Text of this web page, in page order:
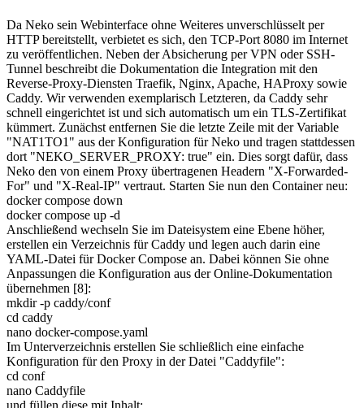
Da Neko sein Webinterface ohne Weiteres unverschlüsselt per
HTTP bereitstellt, verbietet es sich, den TCP-Port 8080 im Internet
zu veröffentlichen. Neben der Absicherung per VPN oder SSH-
Tunnel beschreibt die Dokumentation die Integration mit den
Reverse-Proxy-Diensten Traefik, Nginx, Apache, HAProxy sowie
Caddy. Wir verwenden exemplarisch Letzteren, da Caddy sehr
schnell eingerichtet ist und sich automatisch um ein TLS-Zertifikat
kümmert. Zunächst entfernen Sie die letzte Zeile mit der Variable
"NAT1TO1" aus der Konfiguration für Neko und tragen stattdessen
dort "NEKO_SERVER_PROXY: true" ein. Dies sorgt dafür, dass
Neko den von einem Proxy übertragenen Headern "X-Forwarded-
For" und "X-Real-IP" vertraut. Starten Sie nun den Container neu:
docker compose down
docker compose up -d
Anschließend wechseln Sie im Dateisystem eine Ebene höher,
erstellen ein Verzeichnis für Caddy und legen auch darin eine
YAML-Datei für Docker Compose an. Dabei können Sie ohne
Anpassungen die Konfiguration aus der Online-Dokumentation
übernehmen [8]:
mkdir -p caddy/conf
cd caddy
nano docker-compose.yaml
Im Unterverzeichnis erstellen Sie schließlich eine einfache
Konfiguration für den Proxy in der Datei "Caddyfile":
cd conf
nano Caddyfile
und füllen diese mit Inhalt: